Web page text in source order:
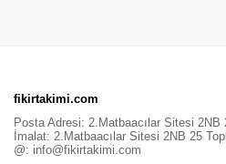
fikirtakimi.com
Posta Adresi: 2.Matbaacılar Sitesi 2NB
İmalat: 2.Matbaacılar Sitesi 2NB 25
@: info@fikirtakimi.com